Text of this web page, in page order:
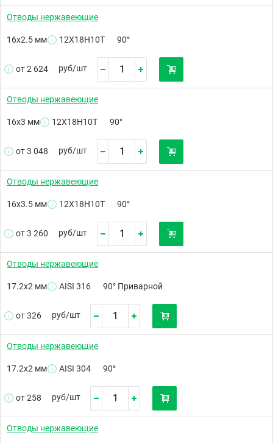
Отводы нержавеющие
16х2.5 мм 12Х18Н10Т 90°
от 2 624 руб/шт
Отводы нержавеющие
16х3 мм 12Х18Н10Т 90°
от 3 048 руб/шт
Отводы нержавеющие
16х3.5 мм 12Х18Н10Т 90°
от 3 260 руб/шт
Отводы нержавеющие
17.2х2 мм AISI 316 90° Приварной
от 326 руб/шт
Отводы нержавеющие
17.2х2 мм AISI 304 90°
от 258 руб/шт
Отводы нержавеющие